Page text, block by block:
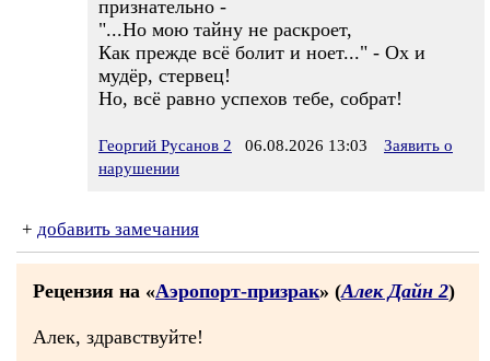
признательно -
"...Но мою тайну не раскроет,
Как прежде всё болит и ноет..." - Ох и
мудёр, стервец!
Но, всё равно успехов тебе, собрат!
Георгий Русанов 2 06.08.2026 13:03
Заявить о
нарушении
+ добавить замечания
Рецензия на «Аэропорт-призрак» (Алек Дайн 2)
Алек, здравствуйте!